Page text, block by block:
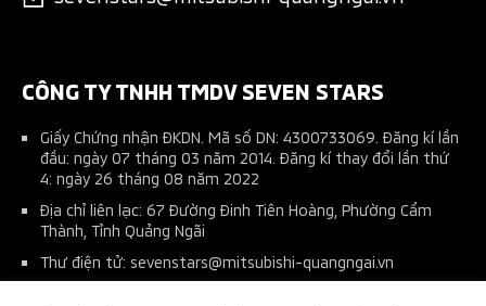
Pajero Sport
Thu xe cũ đổi xe mới
CÔNG TY TNHH TMDV SEVEN STARS
Giấy Chứng nhận ĐKDN. Mã số DN: 4300733069. Đăng kí lần
đầu: ngày 07 tháng 03 năm 2014. Đăng kí thay đổi lần thứ
4: ngày 26 tháng 08 năm 2022
Địa chỉ liên lạc: 67 Đường Đinh Tiên Hoàng, Phường Cẩm
Thành, Tỉnh Quảng Ngãi
Thư điện tử: sevenstars@mitsubishi-quangngai.vn